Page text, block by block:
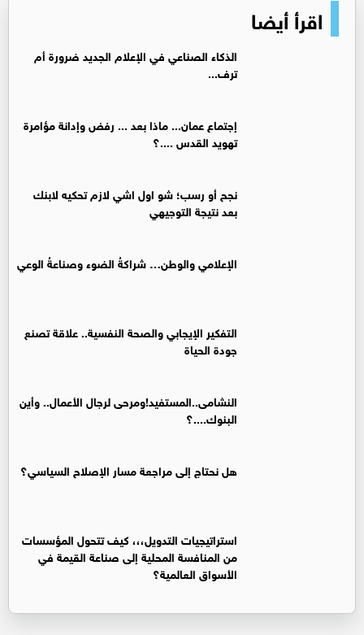
اقرأ أيضا
الذكاء الصناعي في الإعلام الجديد ضرورة أم
ترف...
إجتماع عمان... ماذا بعد ... رفض وإدانة مؤامرة
تهويد القدس ....؟
نجح أو رسب؛ شو اول اشي لازم تحكيه لابنك
بعد نتيجة التوجيهي
الإعلامي والوطن… شراكةُ الضوء وصناعةُ الوعي
التفكير الإيجابي والصحة النفسية.. علاقة تصنع
جودة الحياة
النشامى..المستفيد!ومرحى لرجال الأعمال.. وأين
البنوك....؟
هل نحتاج إلى مراجعة مسار الإصلاح السياسي؟
استراتيجيات التدويل،،، كيف تتحول المؤسسات
من المنافسة المحلية إلى صناعة القيمة في
الأسواق العالمية؟